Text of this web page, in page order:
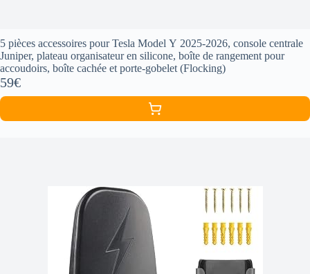
5 pièces accessoires pour Tesla Model Y 2025-2026, console centrale
Juniper, plateau organisateur en silicone, boîte de rangement pour
accoudoirs, boîte cachée et porte-gobelet (Flocking)
59€